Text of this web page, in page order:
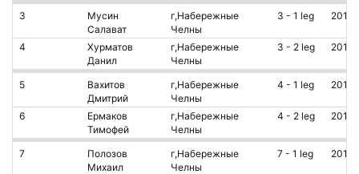
3
Мусин
Салават
г,Набережные
Челны
3 - 1 leg 2013
4
Хурматов
Данил
г,Набережные
Челны
3 - 2 leg 2013
5
Вахитов
Дмитрий
г,Набережные
Челны
4 - 1 leg 2011
6
Ермаков
Тимофей
г,Набережные
Челны
4 - 2 leg 2012
7
Полозов
Михаил
г,Набережные
Челны
7 - 1 leg 2013